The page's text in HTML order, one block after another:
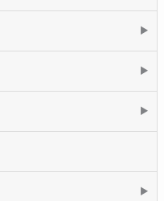
▶
▶
▶
▶